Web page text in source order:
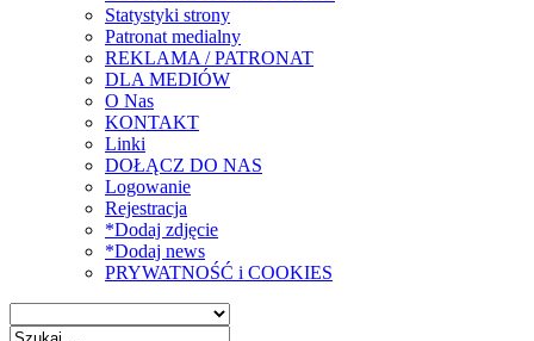
Statystyki strony
Patronat medialny
REKLAMA / PATRONAT
DLA MEDIÓW
O Nas
KONTAKT
Linki
DOŁĄCZ DO NAS
Logowanie
Rejestracja
*Dodaj zdjęcie
*Dodaj news
PRYWATNOŚĆ i COOKIES